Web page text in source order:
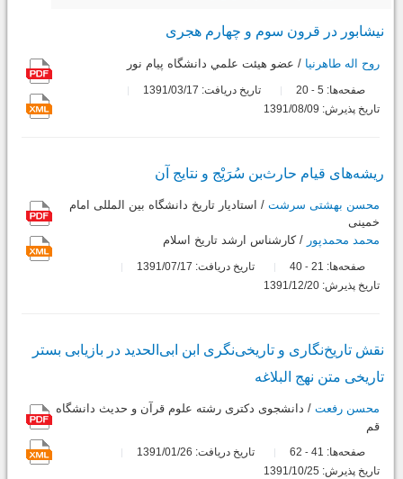
نیشابور در قرون سوم و چهارم هجری
روح اله طاهرنیا / عضو هيئت علمي دانشگاه پيام نور
صفحه‌ها: 5
-
تاریخ دریافت: 1391/03/17
تاریخ پذیرش: 1391/08/09
ریشه‌های قیام حارث‌بن سُرَیْج و نتایج آن
محسن بهشتی سرشت / استادیار تاريخ دانشگاه بین المللی امام
خمینی
محمد محمدپور / کارشناس ارشد تاریخ اسلام
صفحه‌ها: 21
-
تاریخ دریافت: 1391/07/17
تاریخ پذیرش: 1391/12/20
نقش تاریخ‌نگاری و تاریخی‌نگری ابن ابی‌الحدید در بازیابی بستر
تاریخی متن نهج البلاغه
محسن رفعت / دانشجوی دکتری رشته علوم قرآن و حدیث دانشگاه
قم
صفحه‌ها: 41
-
تاریخ دریافت: 1391/01/26
تاریخ پذیرش: 1391/10/25